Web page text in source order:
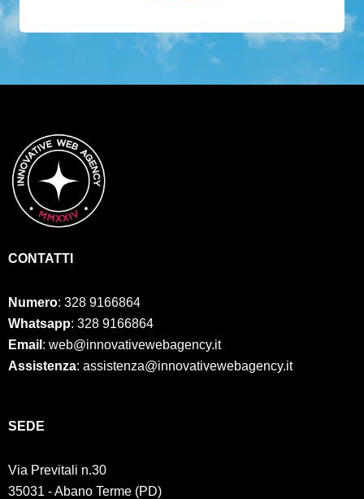
CONTATTI
Numero: 328 9166864
Whatsapp: 328 9166864
Email : web@innovativewebagency.it
Assistenza: assistenza@innovativewebagency.it
SED E
Via Previtali n.30
35031 - Abano Terme (PD)